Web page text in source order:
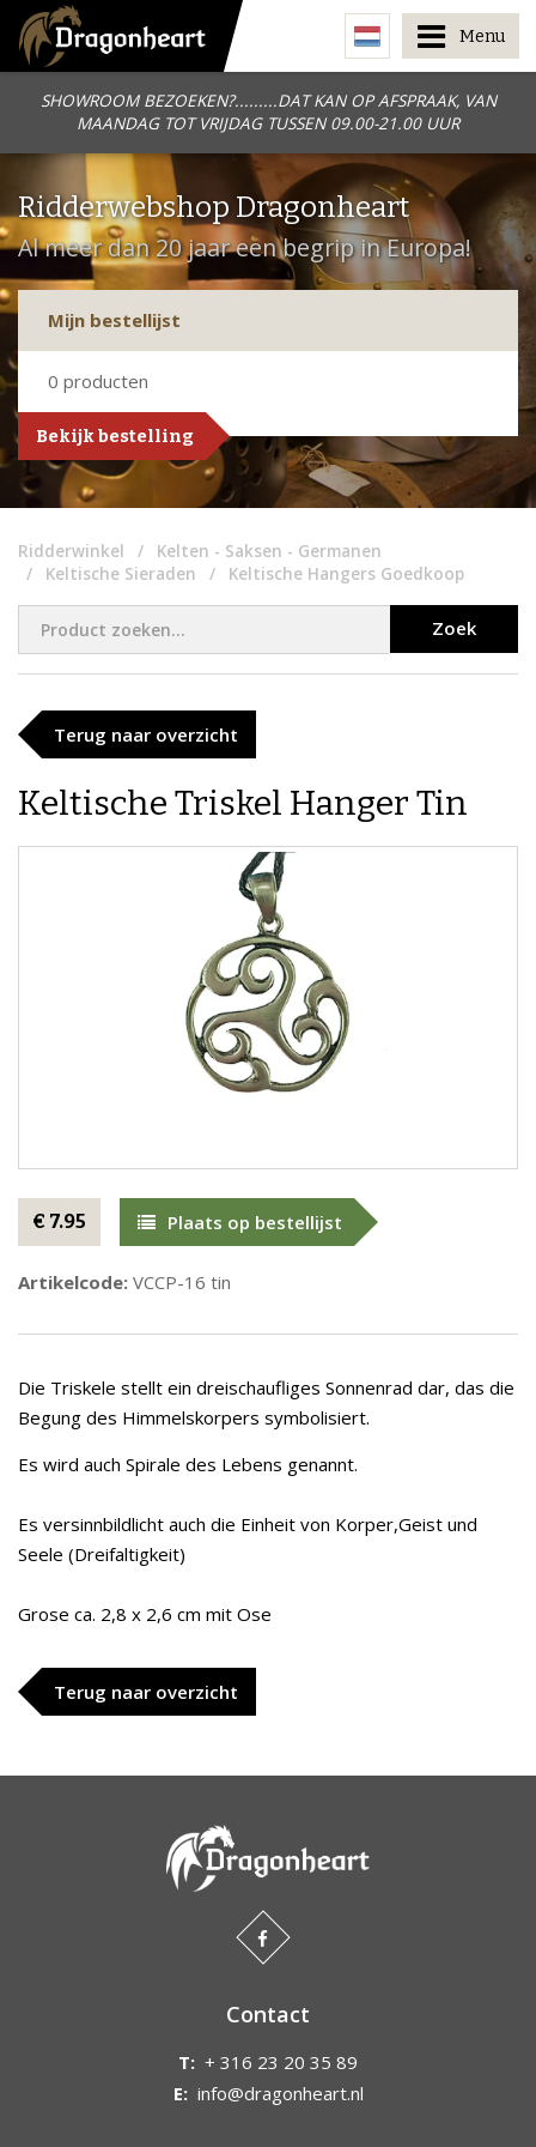
SHOWROOM BEZOEKEN?.........DAT KAN OP AFSPRAAK, VAN
MAANDAG TOT VRIJDAG TUSSEN 09.00-21.00 UUR
Menu
Ridderwebshop Dragonheart
Al meer dan 20 jaar een begrip in Europa!
Mijn bestellijst
0 producten
Bekijk bestelling
Ridderwinkel
Kelten - Saksen - Germanen
Keltische Sieraden
Keltische Hangers Goedkoop
Zoek
Terug naar overzicht
Keltische Triskel Hanger Tin
€ 7.95 Plaats op bestellijst
Artikelcode: VCCP-16 tin
Die Triskele stellt ein dreischaufliges Sonnenrad dar, das die
Begung des Himmelskorpers symbolisiert.
Es wird auch Spirale des Lebens genannt.
Es versinnbildlicht auch die Einheit von Korper,Geist und
Seele (Dreifaltigkeit)
Grose ca. 2,8 x 2,6 cm mit Ose
Terug naar overzicht
Contact
T: + 316 23 20 35 89
E: info@dragonheart.nl